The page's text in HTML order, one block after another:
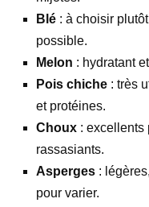
Blé : à choisir
possible.
Melon : hydratant
Pois chiche : très
et protéines.
Choux : excellents
rassasiants.
Asperges :
pour varier.